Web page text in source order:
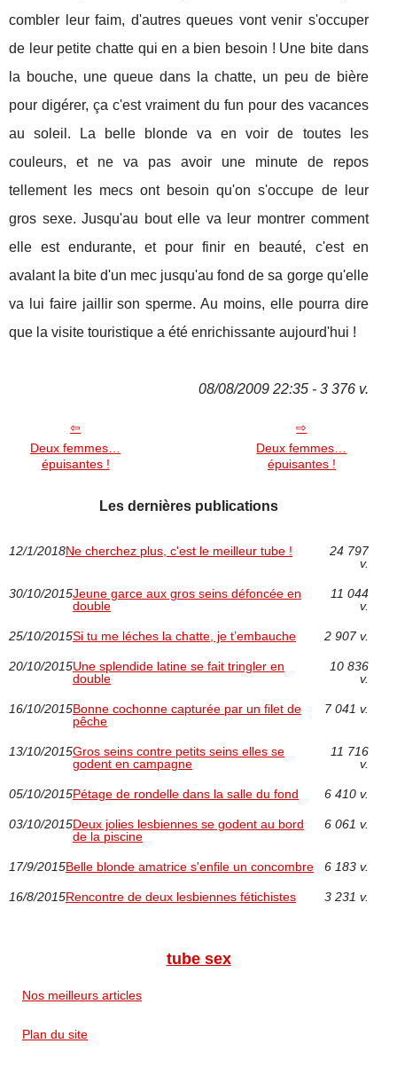
combler leur faim, d'autres queues vont venir s'occuper
de leur petite chatte qui en a bien besoin ! Une bite dans
la bouche, une queue dans la chatte, un peu de bière
pour digérer, ça c'est vraiment du fun pour des vacances
au soleil. La belle blonde va en voir de toutes les
couleurs, et ne va pas avoir une minute de repos
tellement les mecs ont besoin qu'on s'occupe de leur
gros sexe. Jusqu'au bout elle va leur montrer comment
elle est endurante, et pour finir en beauté, c'est en
avalant la bite d'un mec jusqu'au fond de sa gorge qu'elle
va lui faire jaillir son sperme. Au moins, elle pourra dire
que la visite touristique a été enrichissante aujourd'hui !
08/08/2009 22:35 - 3 376 v.
Deux femmes…
épuisantes !
Deux femmes…
épuisantes !
Les dernières publications
12/1/2018Ne cherchez plus, c'est le meilleur tube !
24 797
v.
30/10/2015Jeune garce aux gros seins défoncée en
double
11 044
v.
25/10/2015Si tu me léches la chatte, je t’embauche 2 907 v.
20/10/2015Une splendide latine se fait tringler en
double
10 836
v.
16/10/2015Bonne cochonne capturée par un filet de
pêche
7 041 v.
13/10/2015Gros seins contre petits seins elles se
godent en campagne
11 716
v.
05/10/2015Pétage de rondelle dans la salle du fond 6 410 v.
03/10/2015Deux jolies lesbiennes se godent au bord
de la piscine
6 061 v.
17/9/2015Belle blonde amatrice s'enfile un concombre 6 183 v.
16/8/2015Rencontre de deux lesbiennes fétichistes 3 231 v.
tube sex
Nos meilleurs articles
Plan du site